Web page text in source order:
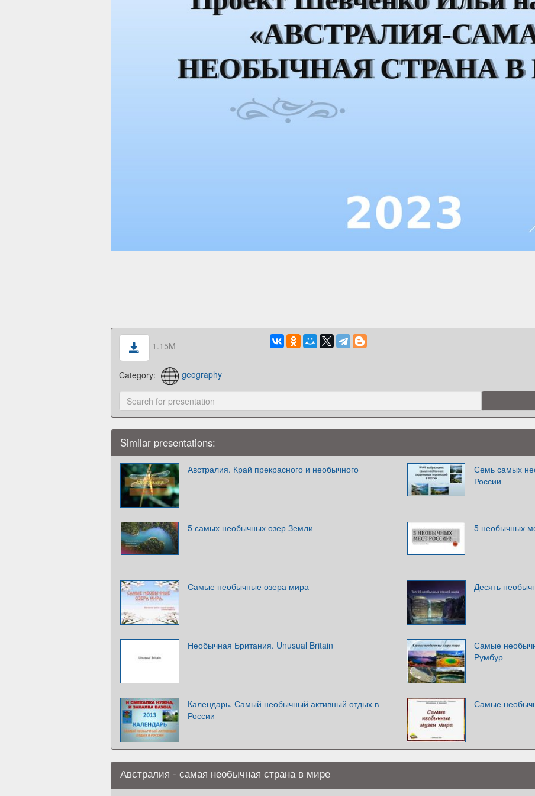
1.15M
Category: geography
Similar presentations:
Австралия. Край прекрасного и необычного
Семь самых
России
5 самых необычных озер Земли 5 необычных
Самые необычные озера мира Десять
Необычная Британия. Unusual Britain
Самые
Румбур
Календарь. Самый необычный активный отдых в
России
Самые
Австралия - самая необычная страна в мире